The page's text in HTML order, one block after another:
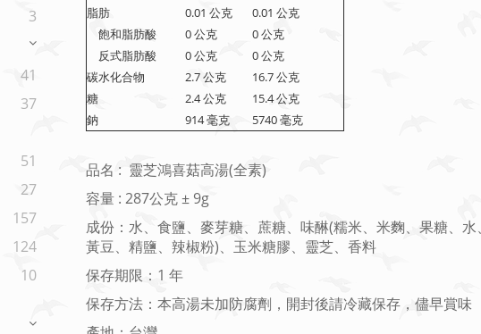
3
41
37
51
27
157
124
10
脂肪
0.01 公克
0.01 公克
飽和脂肪酸
0 公克
0 公克
反式脂肪酸
0 公克
0 公克
碳水化合物
2.7 公克
16.7 公克
糖
2.4 公克
15.4 公克
鈉
914 毫克 5740 毫克
品名 : 靈芝鴻喜菇高湯(全素)
容量 : 287公克 ± 9g
成份：水、食鹽、麥芽糖、蔗糖、味醂(糯米、米麴、果糖、
黃豆、精鹽、辣椒粉)、玉米糖膠、靈芝、香料
保存期限：1 年
保存方法：本高湯未加防腐劑，開封後請冷藏保存，儘早賞味